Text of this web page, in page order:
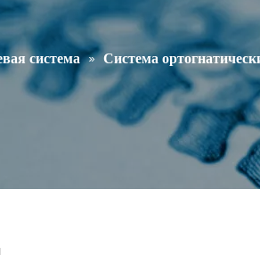
система » Система